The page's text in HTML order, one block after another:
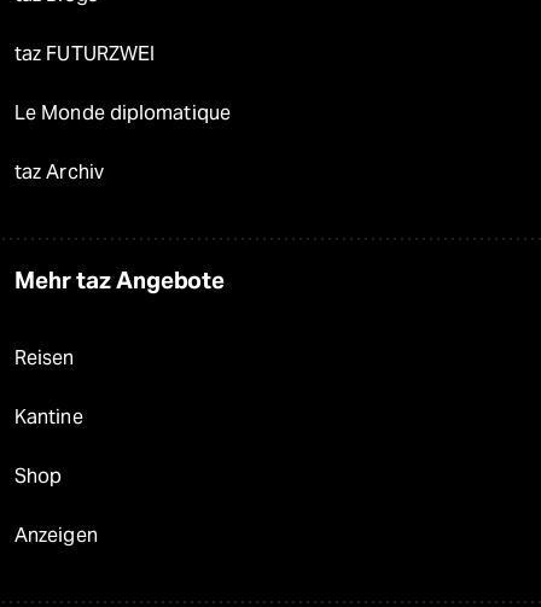
taz FUTURZWEI
Le Monde diplomatique
taz Archiv
Mehr taz Angebote
Reisen
Kantine
Shop
Anzeigen